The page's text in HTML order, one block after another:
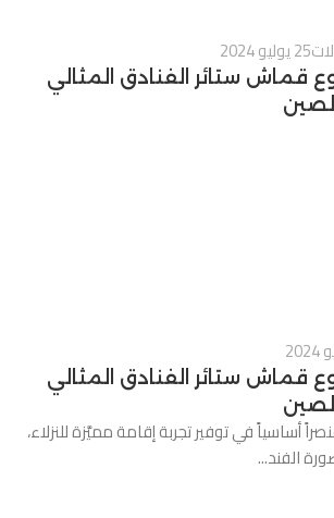
25 يوليو 2024
قماش ستائر الفنادق المثالي
قماش ستائر الفنادق المثالي
أساسياً في توفير تجربة إقامة مميَّزة للنزلاء،
الفند...